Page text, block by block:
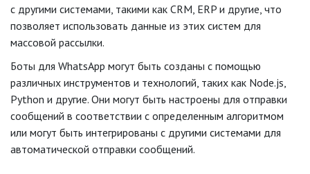
с другими системами, такими как CRM, ERP и другие, что
позволяет использовать данные из этих систем для
массовой рассылки.
Боты для WhatsApp могут быть созданы с помощью
различных инструментов и технологий, таких как Node.js,
Python и другие. Они могут быть настроены для отправки
сообщений в соответствии с определенным алгоритмом
или могут быть интегрированы с другими системами для
автоматической отправки сообщений.